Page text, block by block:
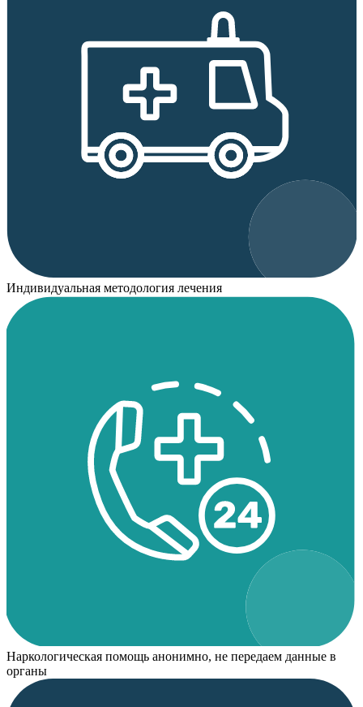
Индивидуальная методология лечения
Наркологическая помощь анонимно, не передаем данные в
органы